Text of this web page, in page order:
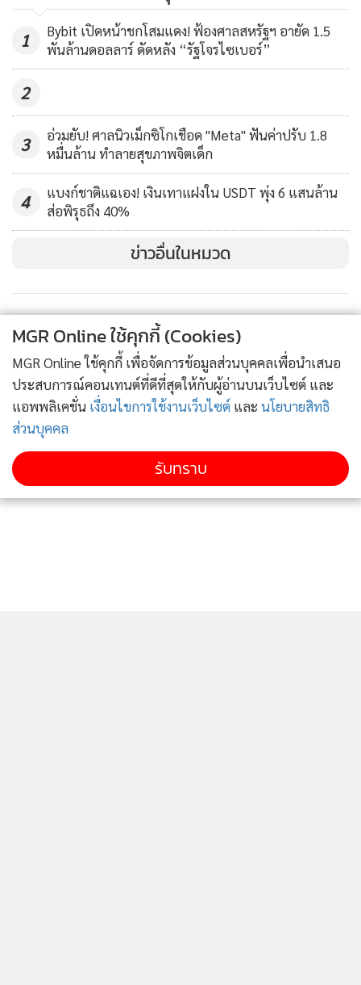
ทั้งนี้เมื่อวันที่ 15 ธ.ค. 65 เจ้าหน้าที่ได้ทลายเครือข่ายลักลอบเปิด
และเว็บไซต์เกี่ยวกับภาพยนตร์ ถ่ายทอดสดแข่งขันฟุตบอล
ละเมิดลิขสิทธิ์ และภาพยนตร์ที่มีเนื้อหาลามกอนาจารเว็บไซต์
hd.star4k.com โดยจับกุมนายภูมิพัฒน์ หรือไฮโซอั้ม ประเสริฐ
วิทย์อายุ 42 ปี และ น.ส. ธมลพรรณ์ ภานุชิตพุทธิวงศ์ หรือ แยม
อายุ 40 ปี อดีตนางเอกละครพื้นบ้าน สองสามีภรรยา พบมีรายได้
กว่า 10000 ล้านบาท ก่อนขยายผลจับกุมผู้ร่วมขบวนการได้อีก
ต่อมาเจ้าหน้าที่ได้ขออนุมัติศาลออกหมายจับผู้ต้องหาที่
เกี่ยวข้องกับขบวนการดังกล่าวอีก 3 ราย ที่มีความเกี่ยวข้องเป็น
หุ้นส่วนผู้รับผลประโยชน์ และโปรแกรมเมอร์ซึ่งทำหน้าที่ดูแล
จัดการระบบเว็บไซต์ ก่อนขอหมายค้นศาลอาญาเข้าตรวจค้น 4
จุด สามารถจับกุมผู้ต้องหาตามหมายจับคือได้ 1 ราย คือ นายธิติ
วัฒน์ โปรแกรมเมอร์ และ น.ส.เจนจิรา ดำเนินคดีครอบครอง
อาวุธปืน
จากการสอบสวน นายธิติวัฒน์ ผู้ต้องหาให้การรับสารภาพว่า
290
อาชญากรรมออนไลน์ หลังพบเว็บ
พนัน-ลามก-ค้ามนุษย์เกลื่อน
1
Bybit เปิดหน้าชกโสมแดง! ฟ้องศาลสหรัฐฯ อายัด 1.5
พันล้านดอลลาร์ ดัดหลัง “รัฐโจรไซเบอร์”
2
3
อ่วมยับ! ศาลนิวเม็กซิโกเชือด "Meta" ฟันค่าปรับ 1.8
หมื่นล้าน ทำลายสุขภาพจิตเด็ก
4
แบงก์ชาติแฉเอง! เงินเทาแฝงใน USDT พุ่ง 6 แสนล้าน
ส่อพิรุธถึง 40%
ข่าวอื่นในหมวด
MGR Online ใช้คุกกี้ (Cookies)
MGR Online ใช้คุกกี้ เพื่อจัดการข้อมูลส่วนบุคคลเพื่อนำเสนอ
ประสบการณ์คอนเทนต์ที่ดีที่สุดให้กับผู้อ่านบนเว็บไซต์ และ
แอพพลิเคชั่น เงื่อนไขการใช้งานเว็บไซต์ และ นโยบายสิทธิ
ส่วนบุคคล
รับทราบ